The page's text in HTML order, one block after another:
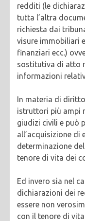
redditi (le
tutta l’altra
richiesta dai
visure immobiliari
finanziari ecc.)
sostitutiva di atto
informazioni
In materia di
istruttori più ampi
giudizi civili e può
all’acquisizione di
determinazione
tenore di vita dei
Ed invero sia nel
dichiarazioni dei
essere non
con il tenore di